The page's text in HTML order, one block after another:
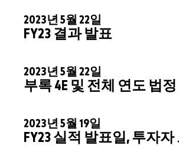
2023년 5월 22일
FY23 결과 발표
2023년 5월 22일
부록 4E 및 전체 연도 법
2023년 5월 19일
FY23 실적 발표일, 투자자